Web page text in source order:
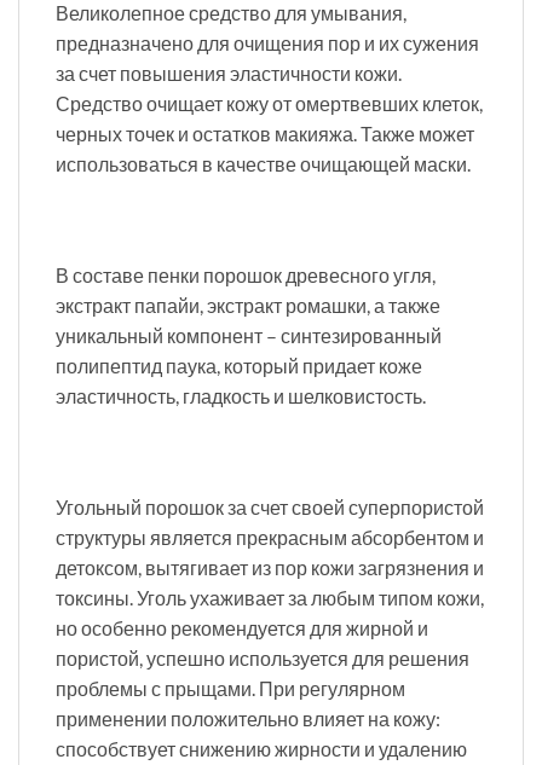
Великолепное средство для умывания,
предназначено для очищения пор и их сужения
за счет повышения эластичности кожи.
Средство очищает кожу от омертвевших клеток,
черных точек и остатков макияжа. Также может
использоваться в качестве очищающей маски.
В составе пенки порошок древесного угля,
экстракт папайи, экстракт ромашки, а также
уникальный компонент – синтезированный
полипептид паука, который придает коже
эластичность, гладкость и шелковистость.
Угольный порошок за счет своей суперпористой
структуры является прекрасным абсорбентом и
детоксом, вытягивает из пор кожи загрязнения и
токсины. Уголь ухаживает за любым типом кожи,
но особенно рекомендуется для жирной и
пористой, успешно используется для решения
проблемы с прыщами. При регулярном
применении положительно влияет на кожу:
способствует снижению жирности и удалению